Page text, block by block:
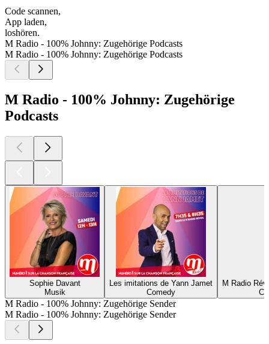
Code scannen,
App laden,
loshören.
M Radio - 100% Johnny: Zugehörige Podcasts
M Radio - 100% Johnny: Zugehörige Podcasts
M Radio - 100% Johnny: Zugehörige
Podcasts
Sophie Davant
Musik
Les imitations de Yann Jamet
Comedy
M Radio
M Radio - 100% Johnny: Zugehörige Sender
M Radio - 100% Johnny: Zugehörige Sender